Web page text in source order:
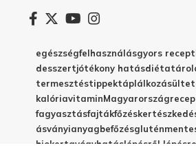
egészségfelhasználásgyors recept
desszertjótékony hatásdiéta
termesztéstippektáplálkozás
kalóriavitaminMagyarország
fagyasztásfajtákfőzés
ásványianyagbefőzés
biokertgyógyhatáslépésről lépésre